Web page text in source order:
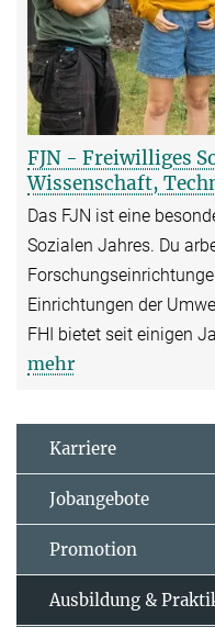
FJN - Freiwilliges
Wissenschaft,
Das FJN ist eine
Sozialen Jahres. Du
Einrichtungen der
FHI bietet seit einigen
mehr
Karriere
Jobangebote
Promotion
Ausbildung &